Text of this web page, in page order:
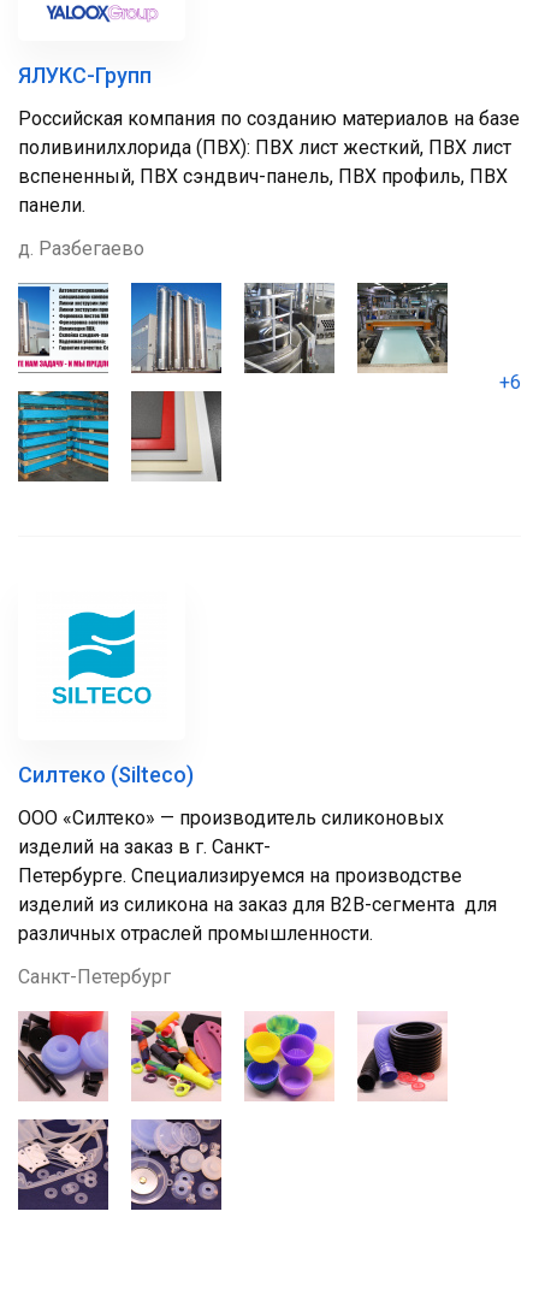
ЯЛУКС-Групп
Российская компания по созданию материалов на базе
поливинилхлорида (ПВХ): ПВХ лист жесткий, ПВХ лист
вспененный, ПВХ сэндвич-панель, ПВХ профиль, ПВХ
панели.
д. Разбегаево
+6
Силтеко (Silteco)
ООО «Силтеко» — производитель силиконовых
изделий на заказ в г. Санкт-
Петербурге. Специализируемся на производстве
изделий из силикона на заказ для B2B-сегмента для
различных отраслей промышленности.
Санкт-Петербург